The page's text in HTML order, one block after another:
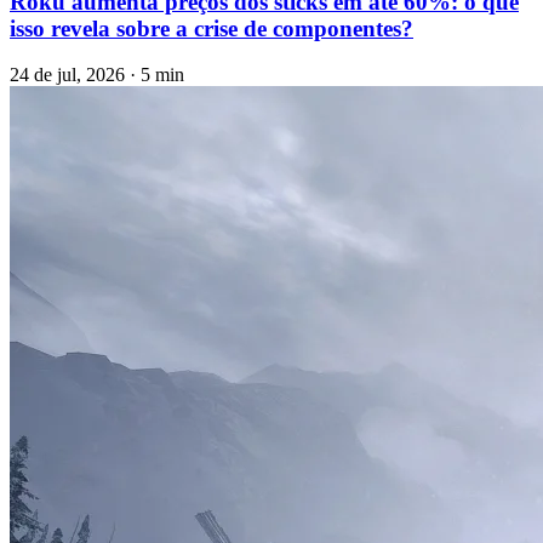
isso revela sobre a crise de componentes?
24 de jul, 2026 · 5 min